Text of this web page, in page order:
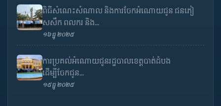
ពិធីសំណេះសំណាល និងការចែកអំណោយជូន ជនភៀ
សសឹក ពលករ និង...
១៦ ធ្នូ ២០២៥
ការប្រគល់អំណោយជូនរដ្ឋបាលខេត្តបាត់ដំបង
ដើម្បីចែកជូន...
១៥ ធ្នូ ២០២៥